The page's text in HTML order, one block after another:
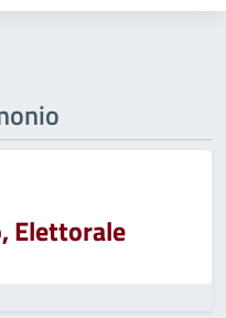
Elettorale